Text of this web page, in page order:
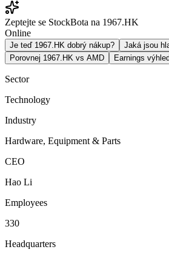
Zeptejte se StockBota na 1967.HK
Online
Je teď 1967.HK dobrý nákup?
Jaká jsou
Porovnej 1967.HK vs AMD
Earnings
Sector
Technology
Industry
Hardware, Equipment & Parts
CEO
Hao Li
Employees
330
Headquarters